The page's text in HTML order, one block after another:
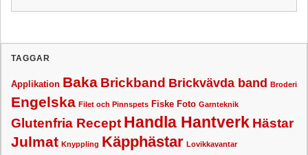
TAGGAR
Applikation Baka Brickband Brickvävda band Broderi
Engelska Filet och Pinnspets Fiske Foto Garnteknik
Glutenfria Recept Handla Hantverk Hästar
Julmat Knyppling Käpphästar Lovikkavantar